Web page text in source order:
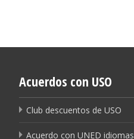
Acuerdos con USO
Club descuentos de USO
Acuerdo con UNED idiomas